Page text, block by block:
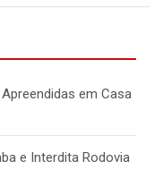
em Casa
e Interdita Rodovia